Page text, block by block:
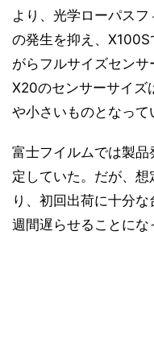
より、光学ローパス
の発生を抑え、
がらフルサイズセンサ
X20のセンサーサイズ
や小さいものとなって
富士フイルムでは製
定していた。だが、
り、初回出荷に十分
週間遅らせることにな